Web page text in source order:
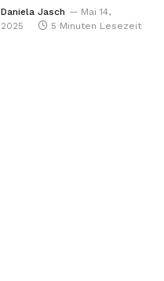
Daniela Jasch
Mai 14,
2025
5 Minuten Lesezeit